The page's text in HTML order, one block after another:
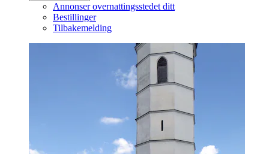
Annonser overnattingsstedet ditt
Bestillinger
Tilbakemelding